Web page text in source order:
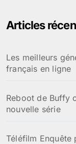
r
e
r
Articles
Les meilleurs
français en ligne
Reboot de Buffy
nouvelle série
Téléfilm